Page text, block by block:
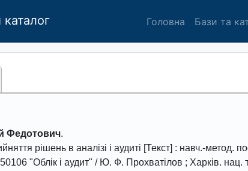
Головна Бази та
Федотович.
рішень в аналізі і аудиті [Текст] : навч.-метод.
"Облік і аудит" / Ю. Ф. Прохватiлов ; Харків. нац.